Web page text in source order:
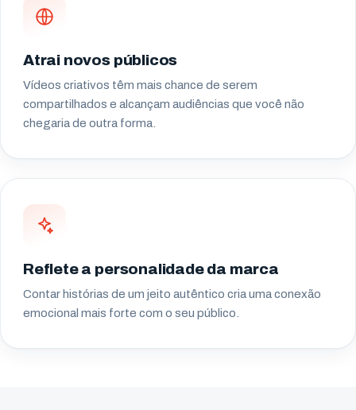
Atrai novos públicos
Vídeos criativos têm mais chance de serem
compartilhados e alcançam audiências que você não
chegaria de outra forma.
Reflete a personalidade da marca
Contar histórias de um jeito autêntico cria uma conexão
emocional mais forte com o seu público.